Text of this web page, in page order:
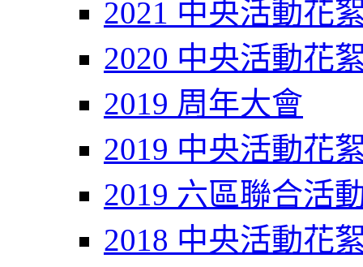
2021 中央活動花
2020 中央活動花
2019 周年大會
2019 中央活動花
2019 六區聯合活
2018 中央活動花